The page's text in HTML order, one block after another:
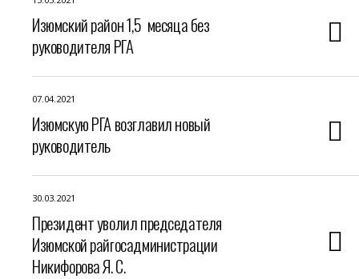
Изюмский район 1,5 месяца без
руководителя РГА
07.04.2021
Изюмскую РГА возглавил новый
руководитель
30.03.2021
Президент уволил председателя
Изюмской райгосадминистрации
Никифорова Я. С.